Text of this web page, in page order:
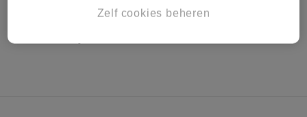
Alle Ontharingscreme, wax en hars
Zelf cookies beheren